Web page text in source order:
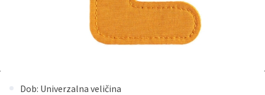
Dob: Univerzalna veličina